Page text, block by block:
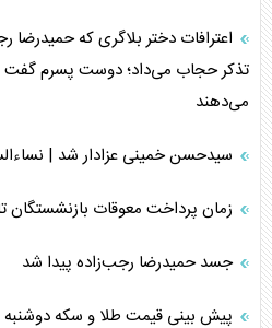
اعترافات دختر بلاگری که حمیدرضا
تذکر حجاب می‌داد؛ دوست پسرم گفت
می‌دهند
سیدحسن خمینی عزادار شد |
زمان پرداخت معوقات
جسد حمیدرضا رجب‌زاده پیدا شد